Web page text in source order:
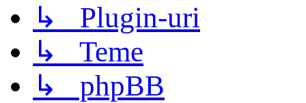
↳ Plugin-uri
↳ Teme
↳ phpBB